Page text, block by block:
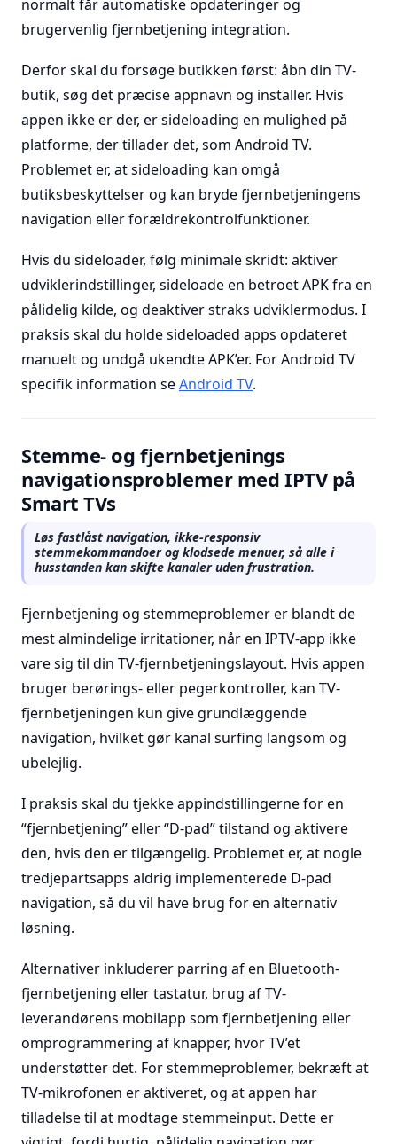
normalt får automatiske opdateringer og
brugervenlig fjernbetjening integration.
Derfor skal du forsøge butikken først: åbn din TV-
butik, søg det præcise appnavn og installer. Hvis
appen ikke er der, er sideloading en mulighed på
platforme, der tillader det, som Android TV.
Problemet er, at sideloading kan omgå
butiksbeskyttelser og kan bryde fjernbetjeningens
navigation eller forældrekontrolfunktioner.
Hvis du sideloader, følg minimale skridt: aktiver
udviklerindstillinger, sideloade en betroet APK fra en
pålidelig kilde, og deaktiver straks udviklermodus. I
praksis skal du holde sideloaded apps opdateret
manuelt og undgå ukendte APK’er. For Android TV
specifik information seAndroid TV.
Stemme- og fjernbetjenings
navigationsproblemer med IPTV på
Smart TVs
Løs fastlåst navigation, ikke-responsiv
stemmekommandoer og klodsede menuer, så alle i
husstanden kan skifte kanaler uden frustration.
Fjernbetjening og stemmeproblemer er blandt de
mest almindelige irritationer, når en IPTV-app ikke
vare sig til din TV-fjernbetjeningslayout. Hvis appen
bruger berørings- eller pegerkontroller, kan TV-
fjernbetjeningen kun give grundlæggende
navigation, hvilket gør kanal surfing langsom og
ubelejlig.
I praksis skal du tjekke appindstillingerne for en
“fjernbetjening” eller “D-pad” tilstand og aktivere
den, hvis den er tilgængelig. Problemet er, at nogle
tredjepartsapps aldrig implementerede D-pad
navigation, så du vil have brug for en alternativ
løsning.
Alternativer inkluderer parring af en Bluetooth-
fjernbetjening eller tastatur, brug af TV-
leverandørens mobilapp som fjernbetjening eller
omprogrammering af knapper, hvor TV’et
understøtter det. For stemmeproblemer, bekræft at
TV-mikrofonen er aktiveret, og at appen har
tilladelse til at modtage stemmeinput. Dette er